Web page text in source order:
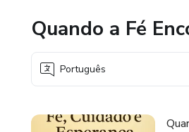
Quando a Fé
Português